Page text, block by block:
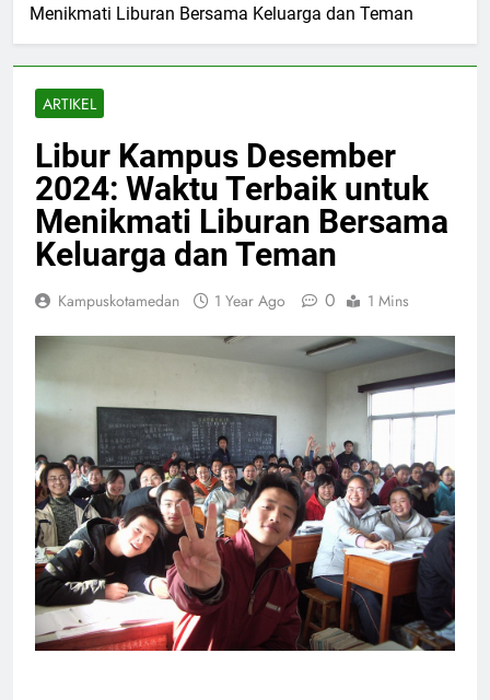
Menikmati Liburan Bersama Keluarga dan Teman
ARTIKEL
Libur Kampus Desember
2024: Waktu Terbaik untuk
Menikmati Liburan Bersama
Keluarga dan Teman
Kampuskotamedan 1 Year Ago 0 1 Mins